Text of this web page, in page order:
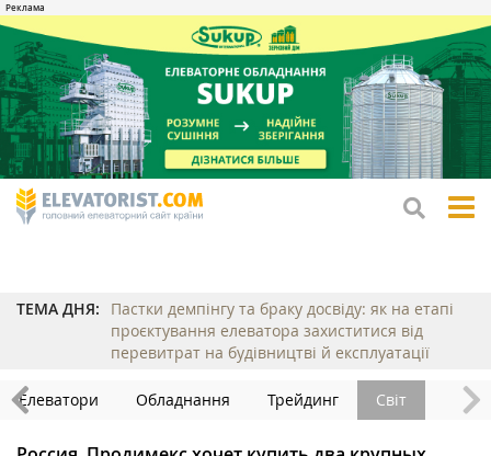
ТЕМА ДНЯ:
Пастки демпінгу та браку досвіду: як на етапі
проєктування елеватора захиститися від
перевитрат на будівництві й експлуатації
Елеватори Обладнання Трейдинг Світ